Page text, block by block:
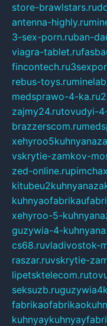
store-brawlstars.ru
antenna-highly.ru
3-sex-porn.ruban-
viagra-tablet.ru
fincontech.ru
rebus-toys.ru
medsprawo-4-ka.ru
zajmy24.rutovudyi-
brazzerscom.ru
vskrytie-zamkov-
zed-online.ru
xehyroo-5-
guzywia-4-
cs68.ruvladivostok-
raszar.ruvskrytie-
lipetsktelecom.ru
seksuzb.ru